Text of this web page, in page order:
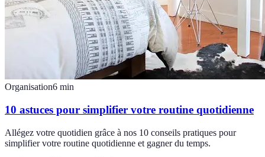
Organisation6 min
10 astuces pour simplifier votre routine quotidienne
Allégez votre quotidien grâce à nos 10 conseils pratiques pour
simplifier votre routine quotidienne et gagner du temps.